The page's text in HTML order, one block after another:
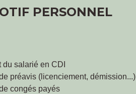
PERSONNEL
salarié en CDI
préavis (licenciement, démission...)
congés payés